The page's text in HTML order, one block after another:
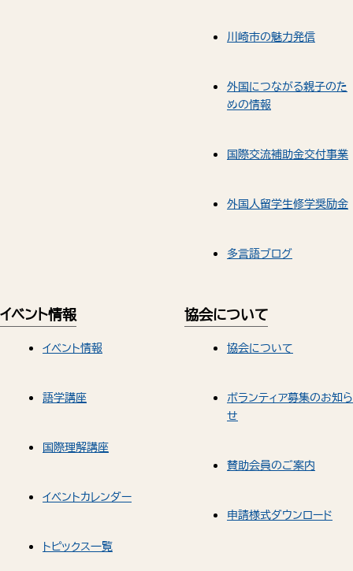
川崎市の魅力発信
外国につながる親子のた
めの情報
国際交流補助金交付事業
外国人留学生修学奨励金
多言語ブログ
イベント情報
イベント情報
語学講座
国際理解講座
イベントカレンダー
トピックス一覧
協会について
協会について
ボランティア募集のお知ら
せ
賛助会員のご案内
申請様式ダウンロード